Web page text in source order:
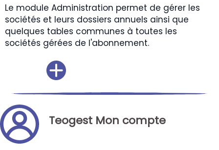
Le module Administration permet de gérer les
sociétés et leurs dossiers annuels ainsi que
quelques tables communes à toutes les
sociétés gérées de l'abonnement.
Teogest Mon compte